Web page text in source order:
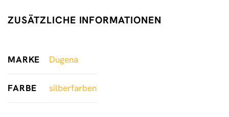
ZUSÄTZLICHE INFORMATIONEN
MARKE Dugena
FARBE silberfarben